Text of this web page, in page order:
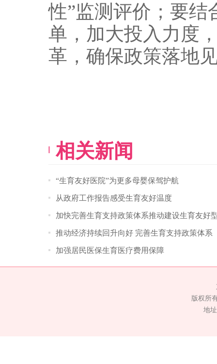
性”监测评价；要结
单，加大投入力度
革，确保政策落地
相关新闻
“生育友好医院”为更多母婴保驾护航
从政府工作报告感受生育友好温度
加快完善生育支持政策体系推动建设生育友好
推动经济持续回升向好 完善生育支持政策体系
加强居民医保生育医疗费用保障
版权所
地